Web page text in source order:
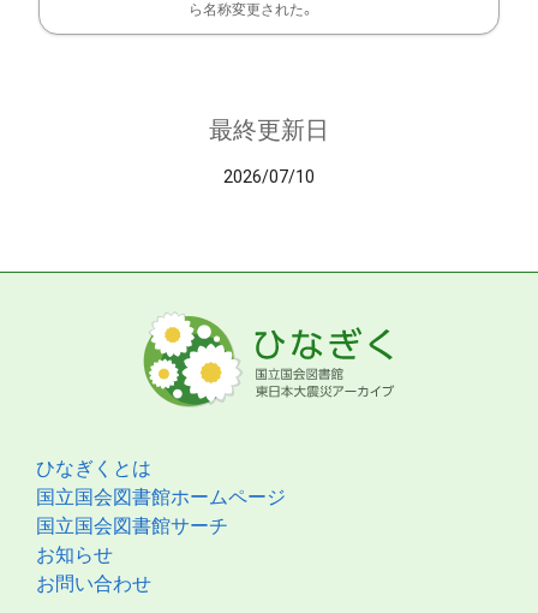
ら名称変更された。
最終更新日
2026/07/10
ひなぎくとは
国立国会図書館ホームページ
国立国会図書館サーチ
お知らせ
お問い合わせ